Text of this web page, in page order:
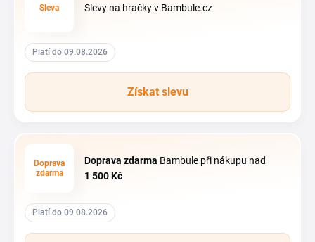
Sleva Slevy na hračky v Bambule.cz
Platí do 09.08.2026
Získat slevu
Doprava
zdarma
Doprava zdarma Bambule při nákupu nad
1 500 Kč
Platí do 09.08.2026